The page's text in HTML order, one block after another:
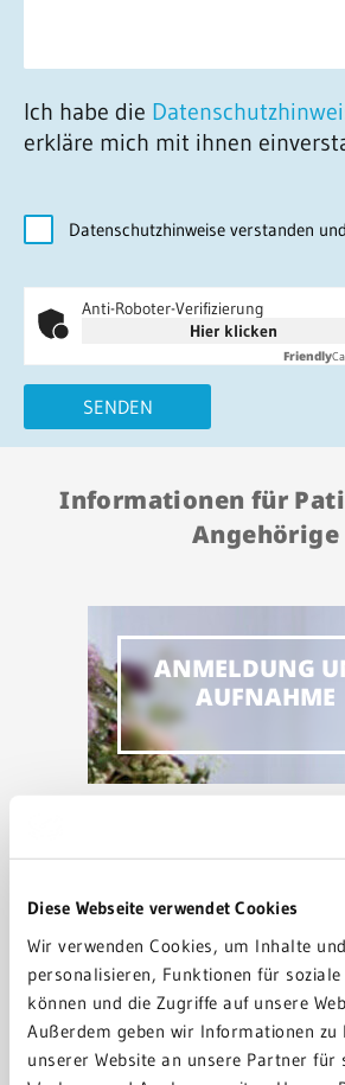
Diese Webseite verwendet Cookies
Wir verwenden Cookies, um Inhalte
personalisieren, Funktionen für soziale
können und die Zugriffe auf unsere
Außerdem geben wir Informationen zu
unserer Website an unsere Partner für
Ich habe die
erkläre mich mit ihnen
Datenschutzhinweise verstanden
Anti-Roboter-Verifizierung
Hier klicken
Friendly
SENDEN
Informationen für
Angehörige
ANMELDUNG
AUFNAHME
NACHSORGE